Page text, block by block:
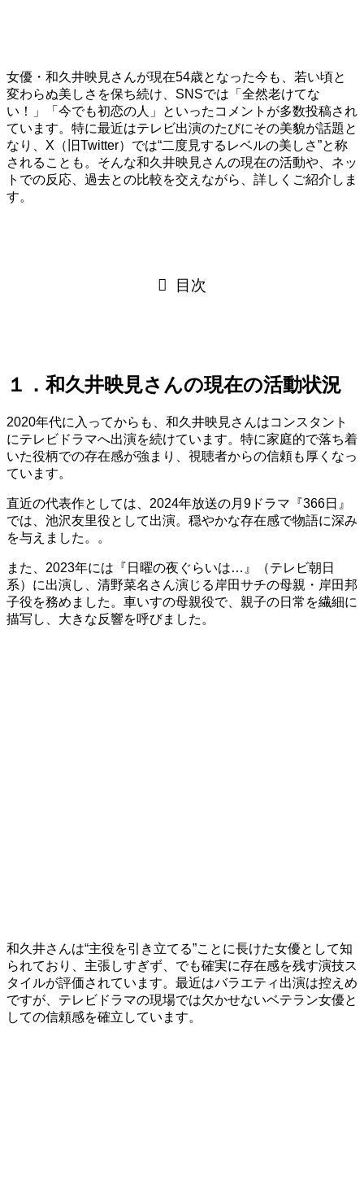
女優・和久井映見さんが現在54歳となった今も、若い頃と
変わらぬ美しさを保ち続け、SNSでは「全然老けてな
い！」「今でも初恋の人」といったコメントが多数投稿され
ています。特に最近はテレビ出演のたびにその美貌が話題と
なり、X（旧Twitter）では“二度見するレベルの美しさ”と称
されることも。そんな和久井映見さんの現在の活動や、ネッ
トでの反応、過去との比較を交えながら、詳しくご紹介しま
す。
目次
１．和久井映見さんの現在の活動状況
2020年代に入ってからも、和久井映見さんはコンスタント
にテレビドラマへ出演を続けています。特に家庭的で落ち着
いた役柄での存在感が強まり、視聴者からの信頼も厚くなっ
ています。
直近の代表作としては、2024年放送の月9ドラマ『366日』
では、池沢友里役として出演。穏やかな存在感で物語に深み
を与えました。。
また、2023年には『日曜の夜ぐらいは…』（テレビ朝日
系）に出演し、清野菜名さん演じる岸田サチの母親・岸田邦
子役を務めました。車いすの母親役で、親子の日常を繊細に
描写し、大きな反響を呼びました。
和久井さんは“主役を引き立てる”ことに長けた女優として知
られており、主張しすぎず、でも確実に存在感を残す演技ス
タイルが評価されています。最近はバラエティ出演は控えめ
ですが、テレビドラマの現場では欠かせないベテラン女優と
しての信頼感を確立しています。